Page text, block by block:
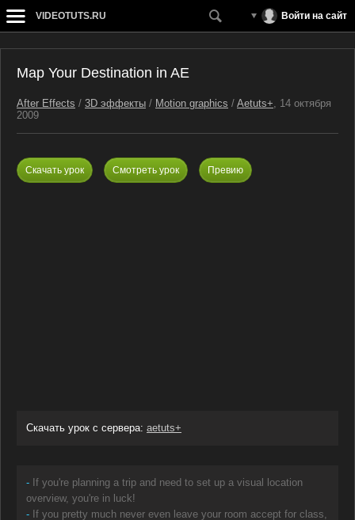
VIDEOTUTS.RU Войти на сайт
Map Your Destination in AE
After Effects / 3D эффекты / Motion graphics / Aetuts+, 14 октября
2009
Скачать урок Смотреть урок Превию
Cкачать урок с сервера: aetuts+
- If you're planning a trip and need to set up a visual location
overview, you're in luck!
- If you pretty much never even leave your room accept for class,